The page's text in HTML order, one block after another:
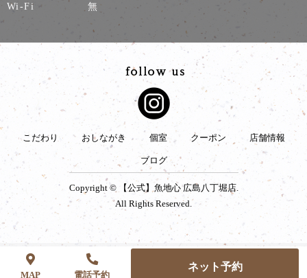
Wi-Fi
無
こだわり おしながき 個室 クーポン 店舗情報
ブログ
Copyright © 【公式】魚地心 広島八丁堀店.
All Rights Reserved.
MAP 電話予約
ネット予約